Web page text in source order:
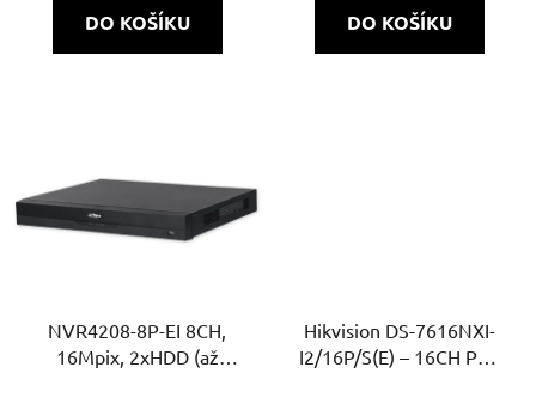
DO KOŠÍKU DO KOŠÍKU
NVR4208-8P-EI 8CH,
16Mpix, 2xHDD (až
Hikvision DS-7616NXI-
I2/16P/S(E) – 16CH PoE